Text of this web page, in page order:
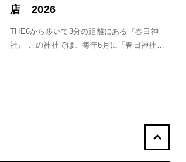
店 2026
THE6から歩いて3分の距離にある『春日神
社』 この神社では、毎年6月に『春日神社…